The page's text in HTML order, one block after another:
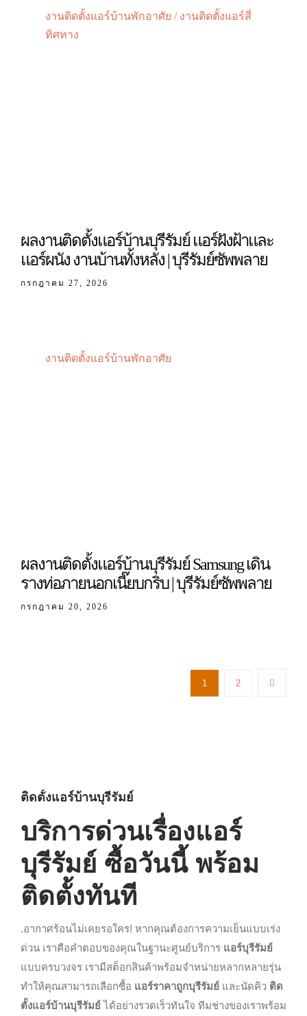
งานติดตั้งแอร์บ้านพักอาศัย / งานติดตั้งแอร์สี่
ทิศทาง
ผลงานติดตั้งแอร์บ้านบุรีรัมย์ แอร์ฝังฝ้าและ
แอร์ผนัง งานบ้านทั้งหลัง | บุรีรัมย์ซัพพลาย
กรกฎาคม 27, 2026
งานติดตั้งแอร์บ้านพักอาศัย
ผลงานติดตั้งแอร์บ้านบุรีรัมย์ Samsung เดิน
รางท่อภายนอกเนี๊ยบกริบ | บุรีรัมย์ซัพพลาย
กรกฎาคม 20, 2026
1 2
ติดตั้งแอร์บ้านบุรีรัมย์
บริการด่วนเรื่องแอร์
บุรีรัมย์ ซื้อวันนี้ พร้อม
ติดตั้งทันที
.อากาศร้อนไม่เคยรอใคร! หากคุณต้องการความเย็นแบบเร่ง
ด่วน เราคือคำตอบของคุณในฐานะศูนย์บริการ แอร์บุรีรัมย์
แบบครบวงจร เรามีสต็อกสินค้าพร้อมจำหน่ายหลากหลายรุ่น
ทำให้คุณสามารถเลือกซื้อ แอร์ราคาถูกบุรีรัมย์ และนัดคิว ติด
ตั้งแอร์บ้านบุรีรัมย์ ได้อย่างรวดเร็วทันใจ ทีมช่างของเราพร้อม